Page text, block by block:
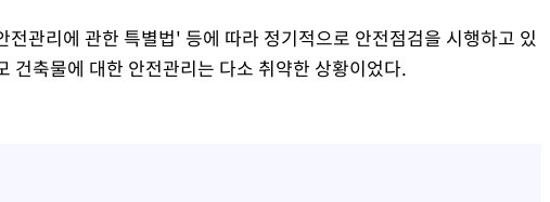
관리에 관한 특별법' 등에 따라 정기적으로 안전점검을 시행하고 있
건축물에 대한 안전관리는 다소 취약한 상황이었다.